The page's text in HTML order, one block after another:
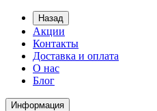
Назад
Акции
Контакты
Доставка и оплата
О нас
Блог
Информация